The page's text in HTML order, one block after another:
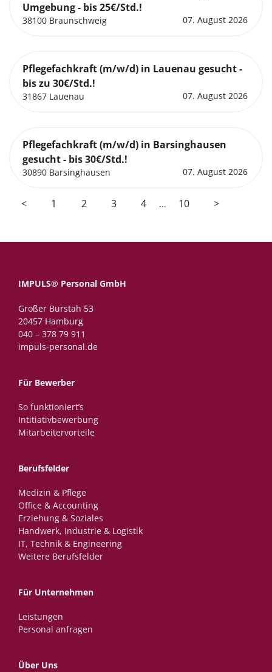
Umgebung - bis 25€/Std.!
38100 Braunschweig 07. August 2026
Pflegefachkraft (m/w/d) in Lauenau gesucht -
bis zu 30€/Std.!
31867 Lauenau 07. August 2026
Pflegefachkraft (m/w/d) in Barsinghausen
gesucht - bis 30€/Std.!
30890 Barsinghausen 07. August 2026
< 1 2 3 4 ... 10 >
IMPULS® Personal GmbH
Großer Burstah 53
20457 Hamburg
040 – 378 79 911
impuls-personal.de
Für Bewerber
So funktioniert’s
Intitiativbewerbung
Mitarbeitervorteile
Berufsfelder
Medizin & Pflege
Office & Accounting
Erziehung & Soziales
Handwerk, Industrie & Logistik
IT, Technik & Engineering
Weitere Berufsfelder
Für Unternehmen
Leistungen
Personal anfragen
Über Uns